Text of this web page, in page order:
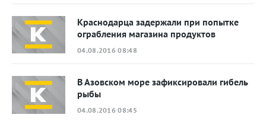
Краснодарца задержали при попытке
ограбления магазина продуктов
04.08.2016 08:48
В Азовском море зафиксировали гибель
рыбы
04.08.2016 08:45